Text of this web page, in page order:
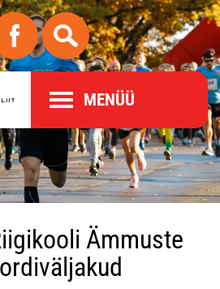
MENÜÜ
Ämmuste